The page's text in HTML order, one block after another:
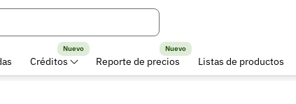
Créditos
Nuevo
Reporte de precios
Nuevo
Listas de productos